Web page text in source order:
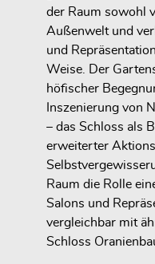
der Raum sowohl
Außenwelt und
und
Weise. Der
höfischer
Inszenierung von
– das Schloss als
erweiterter
Raum die Rolle
Salons und
vergleichbar mit
Schloss